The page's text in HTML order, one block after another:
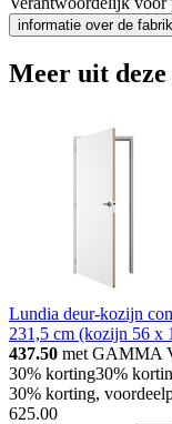
informatie over de
Meer uit deze
Lundia deur-kozijn
231,5 cm (kozijn 56 x
437.50 met GAMMA
30% korting30%
30% korting,
625.00